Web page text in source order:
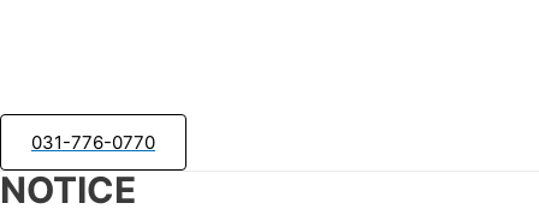
031-776-0770
NOTICE